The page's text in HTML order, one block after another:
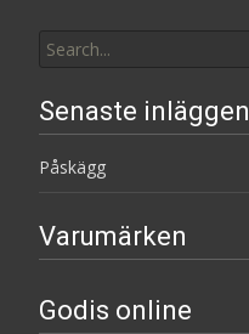
for:
Senaste inläggen
Påskägg
Varumärken
Godis online